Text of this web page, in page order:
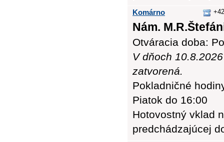
Komárno
Nám.
Otváracia doba:
V dňoch
zatvorená.
Pokladničné
Piatok do 16:00
Hotovostný vklad
predchádzajúcej